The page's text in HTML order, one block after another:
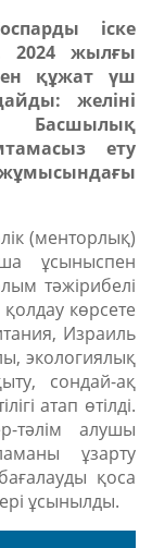
іске
2024 жылғы
құжат үш
желіні
ету
(менторлық)
ұсыныспен
тәжірибелі
қолдау көрсете
Израиль
экологиялық
сондай-ақ
атап өтілді.
тәлім алушы
ұзарту
қоса
ұсынылды.